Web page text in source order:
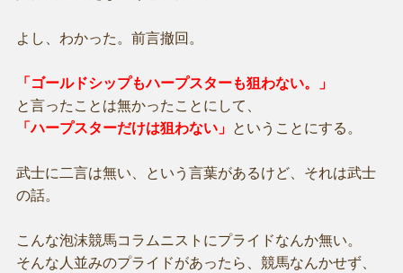
よし、わかった。前言撤回。
「ゴールドシップもハープスターも狙わない。」
と言ったことは無かったことにして、
「ハープスターだけは狙わない」 ということにする。
武士に二言は無い、という言葉があるけど、それは武士
の話。
こんな泡沫競馬コラムニストにプライドなんか無い。
そんな人並みのプライドがあったら、競馬なんかせず、